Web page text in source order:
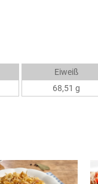
Eiweiß
68,51 g